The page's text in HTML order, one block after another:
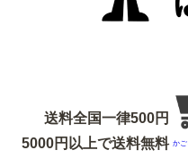
送料全国一律500円
5000円以上で送料無料 かご